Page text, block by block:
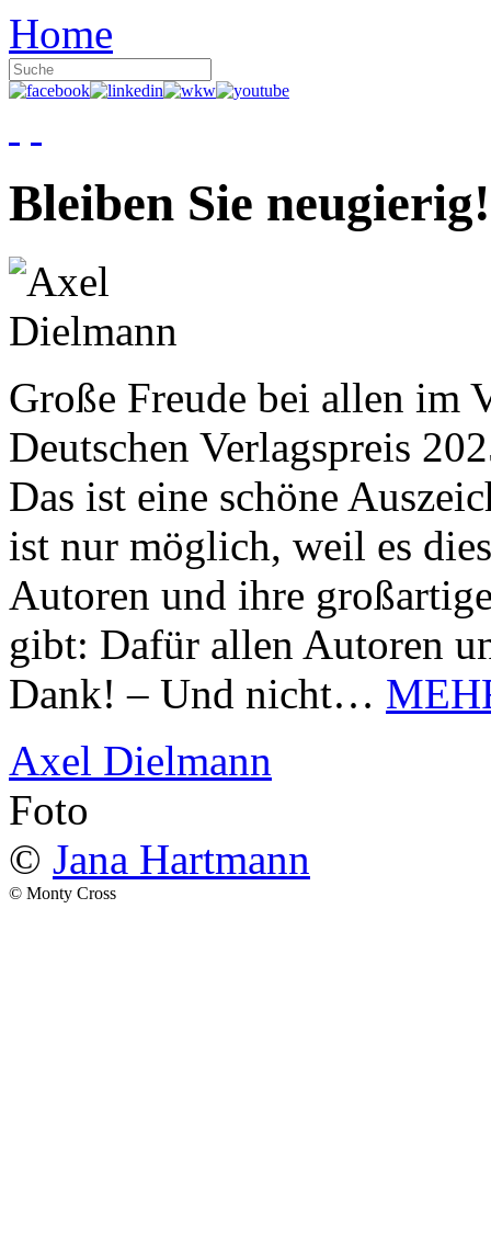
Home
Bleiben Sie neugierig!
Große Freude bei allen im
Deutschen Verlagspreis
Das ist eine schöne
ist nur möglich, weil es
Autoren und ihre
gibt: Dafür allen Autoren
Dank! – Und nicht…
Axel Dielmann
Foto
© Jana Hartmann
© Monty Cross